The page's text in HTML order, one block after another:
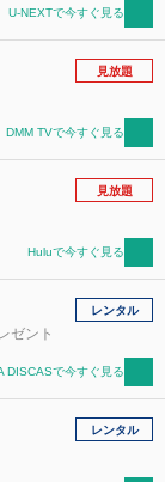
U-NEXTで今すぐ見る
見放題
DMM TVで今すぐ見る
見放題
Huluで今すぐ見る
ゼント
レンタル
DISCASで今すぐ見る
レンタル